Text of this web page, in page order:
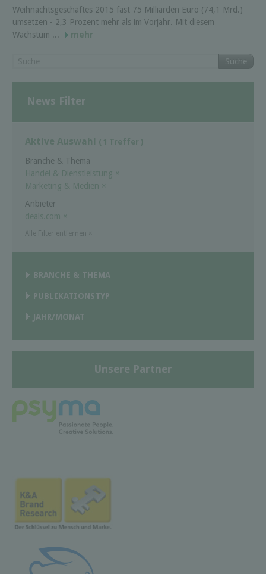
Weihnachtsgeschäftes 2015 fast 75 Milliarden Euro (74,1 Mrd.)
umsetzen - 2,3 Prozent mehr als im Vorjahr. Mit diesem
Wachstum ...
mehr
Suche
News Filter
Aktive Auswahl ( 1 Treffer )
Branche & Thema
Handel & Dienstleistung ×
Marketing & Medien ×
Anbieter
deals.com ×
BRANCHE & THEMA
PUBLIKATIONSTYP
JAHR/MONAT
Unsere Partner